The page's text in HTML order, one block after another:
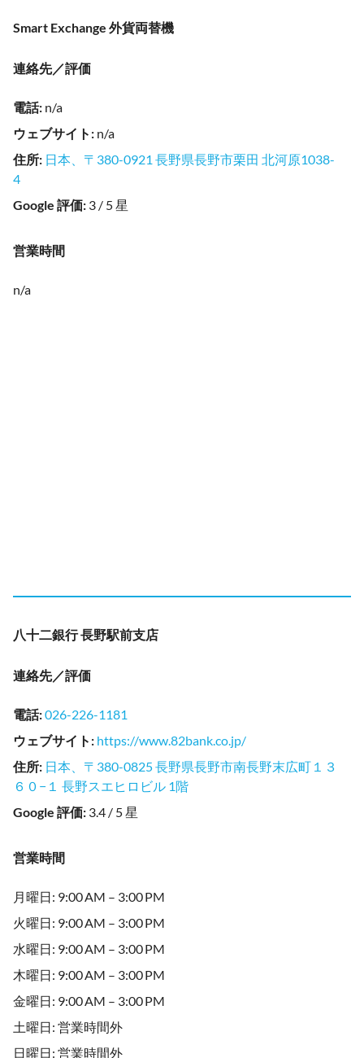
Smart Exchange 外貨両替機
連絡先／評価
電話: n/a
ウェブサイト : n/a
住所: 日本、〒380-0921 長野県長野市栗田 北河原1038-
4
Google 評価: 3 / 5 星
営業時間
n/a
八十二銀行 長野駅前支店
連絡先／評価
電話:026-226-1181
ウェブサイト : https://www.82bank.co.jp/
住所: 日本、〒380-0825 長野県長野市南長野末広町１３
６０−１ 長野スエヒロビル 1階
Google 評価: 3.4 / 5 星
営業時間
月曜日: 9:00 AM – 3:00 PM
火曜日: 9:00 AM – 3:00 PM
水曜日: 9:00 AM – 3:00 PM
木曜日: 9:00 AM – 3:00 PM
金曜日: 9:00 AM – 3:00 PM
土曜日: 営業時間外
日曜日: 営業時間外